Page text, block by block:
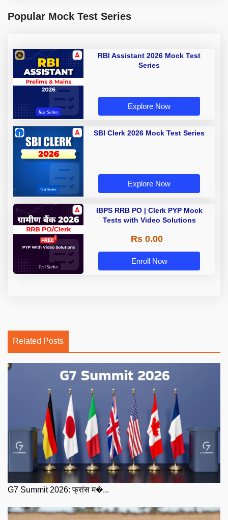
Popular Mock Test Series
RBI Assistant 2026 Mock Test
Series
Explore Now
SBI Clerk 2026 Mock Test Series
Explore Now
IBPS RRB PO | Clerk PYP Mock
Tests with Video Solutions
Rs 0.00
Enroll Now
Related Posts
G7 Summit 2026: फ्रांस म�...